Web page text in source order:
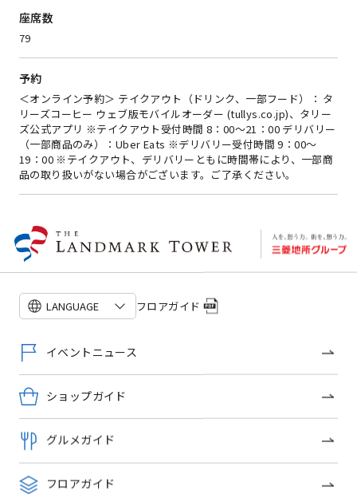
LANGUAGE フロアガイド
イベントニュース
ショップガイド
グルメガイド
フロアガイド
座席数
79
予約
＜オンライン予約＞ テイクアウト（ドリンク、一部フード）： タ
リーズコーヒー ウェブ版モバイルオーダー (tullys.co.jp)、タリー
ズ公式アプリ ※テイクアウト受付時間 8：00～21：00 デリバリー
（一部商品のみ）：Uber Eats ※デリバリー受付時間 9：00～
19：00 ※テイクアウト、デリバリーともに時間帯により、一部商
品の取り扱いがない場合がございます。ご了承ください。
場所
ランドマークタワー 3F